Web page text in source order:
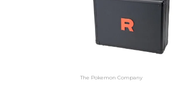
The Pokemon Company